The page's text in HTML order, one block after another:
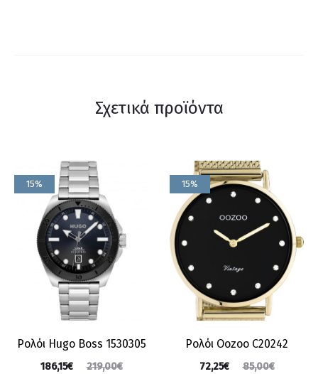
Σχετικά προϊόντα
15%
Ρολόι Hugo Boss 1530305
219,00€
186,15€
15%
Ρολόι Oozoo C20242
85,00€
72,25€